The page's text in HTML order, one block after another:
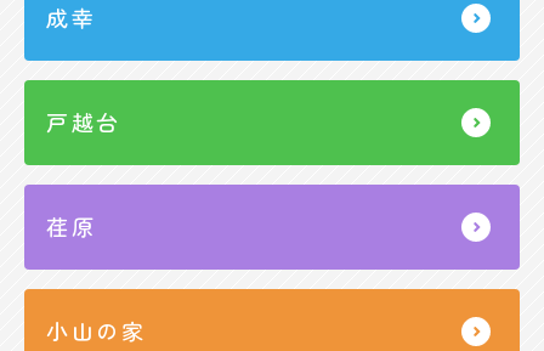
成幸
戸越台
荏原
小山の家